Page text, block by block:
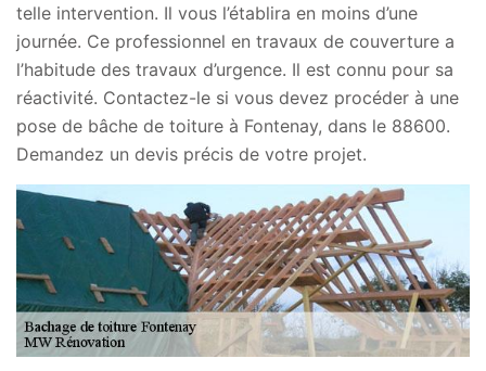
telle intervention. Il vous l’établira en moins d’une
journée. Ce professionnel en travaux de couverture a
l’habitude des travaux d’urgence. Il est connu pour sa
réactivité. Contactez-le si vous devez procéder à une
pose de bâche de toiture à Fontenay, dans le 88600.
Demandez un devis précis de votre projet.